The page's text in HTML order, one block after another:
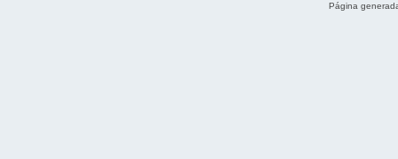
Página